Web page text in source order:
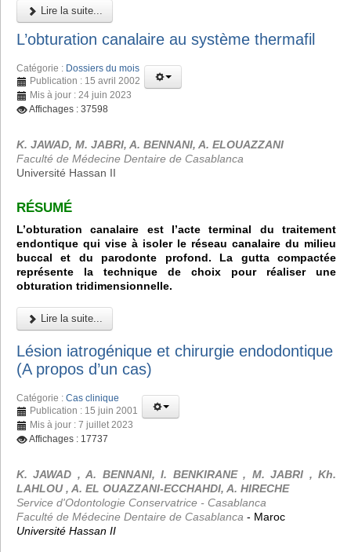
Lire la suite...
L’obturation canalaire au système thermafil
Catégorie : Dossiers du mois
Publication : 15 avril 2002
Mis à jour : 24 juin 2023
Affichages : 37598
K. JAWAD, M. JABRI, A. BENNANI, A. ELOUAZZANI
Faculté de Médecine Dentaire de Casablanca
Université Hassan II
RÉSUMÉ
L’obturation canalaire est l’acte terminal du traitement
endontique qui vise à isoler le réseau canalaire du milieu
buccal et du parodonte profond. La gutta compactée
représente la technique de choix pour réaliser une
obturation tridimensionnelle.
Lire la suite...
Lésion iatrogénique et chirurgie endodontique
(A propos d’un cas)
Catégorie : Cas clinique
Publication : 15 juin 2001
Mis à jour : 7 juillet 2023
Affichages : 17737
K. JAWAD , A. BENNANI, I. BENKIRANE , M. JABRI , Kh.
LAHLOU , A. EL OUAZZANI-ECCHAHDI, A. HIRECHE
Service d'Odontologie Conservatrice - Casablanca
Faculté de Médecine Dentaire de Casablanca - Maroc
Université Hassan II